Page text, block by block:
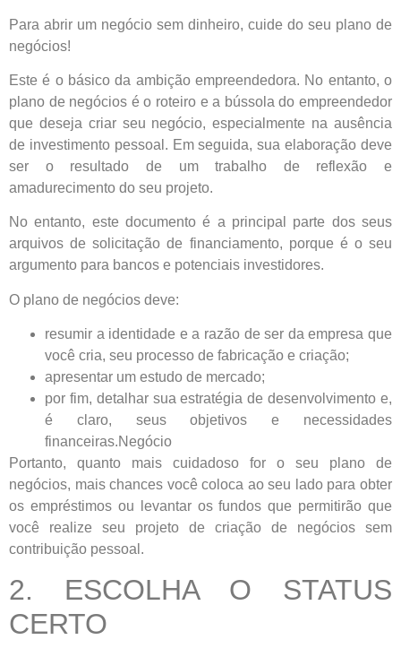
Para abrir um negócio sem dinheiro, cuide do seu plano de
negócios!
Este é o básico da ambição empreendedora. No entanto, o
plano de negócios é o roteiro e a bússola do empreendedor
que deseja criar seu negócio, especialmente na ausência
de investimento pessoal. Em seguida, sua elaboração deve
ser o resultado de um trabalho de reflexão e
amadurecimento do seu projeto.
No entanto, este documento é a principal parte dos seus
arquivos de solicitação de financiamento, porque é o seu
argumento para bancos e potenciais investidores.
O plano de negócios deve:
resumir a identidade e a razão de ser da empresa que
você cria, seu processo de fabricação e criação;
apresentar um estudo de mercado;
por fim, detalhar sua estratégia de desenvolvimento e,
é claro, seus objetivos e necessidades
financeiras.Negócio
Portanto, quanto mais cuidadoso for o seu plano de
negócios, mais chances você coloca ao seu lado para obter
os empréstimos ou levantar os fundos que permitirão que
você realize seu projeto de criação de negócios sem
contribuição pessoal.
2. ESCOLHA O STATUS
CERTO